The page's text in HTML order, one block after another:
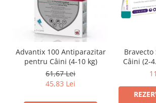
Advantix 100 Antiparazitar
pentru Câini (4-10 kg)
61,67 Lei
45,83 Lei
Câini (2-